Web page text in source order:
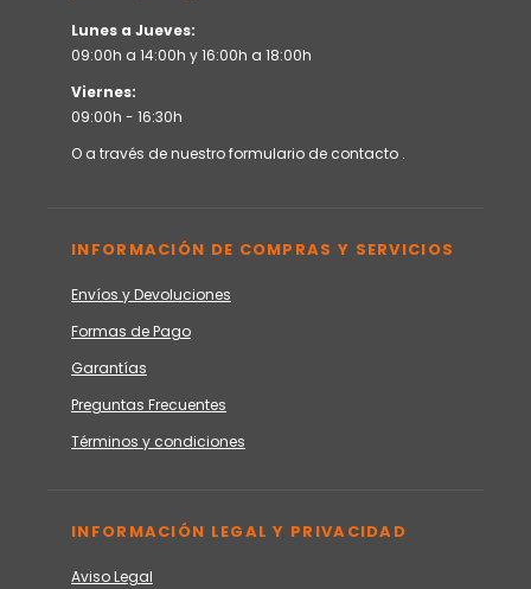
Lunes a Jueves:
09:00h a 14:00h y 16:00h a 18:00h
Viernes:
09:00h - 16:30h
O a través de nuestroformulario de contacto .
INFORMACIÓN DE COMPRAS Y SERVICIOS
Envíos y Devoluciones
Formas de Pago
Garantías
Preguntas Frecuentes
Términos y condiciones
INFORMACIÓN LEGAL Y PRIVACIDAD
Aviso Legal